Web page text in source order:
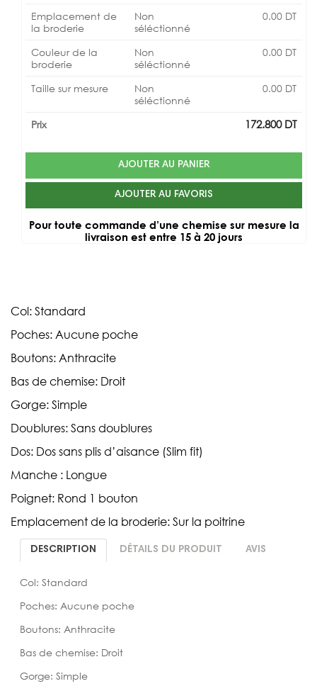
Emplacement de
la broderie
Non
séléctionné
0.00 DT
Couleur de la
broderie
Non
séléctionné
0.00 DT
Taille sur mesure
Non
séléctionné
0.00 DT
Prix 172.800DT
AJOUTER AU PANIER
AJOUTER AU FAVORIS
Pour toute commande d’une chemise sur mesure la
livraison est entre 15 à 20 jours
Col: Standard
Poches: Aucune poche
Boutons: Anthracite
Bas de chemise: Droit
Gorge: Simple
Doublures: Sans doublures
Dos: Dos sans plis d’aisance (Slim fit)
Manche : Longue
Poignet: Rond 1 bouton
Emplacement de la broderie: Sur la poitrine
DESCRIPTION DÉTAILS DU PRODUIT AVIS
Col: Standard
Poches: Aucune poche
Boutons: Anthracite
Bas de chemise: Droit
Gorge: Simple